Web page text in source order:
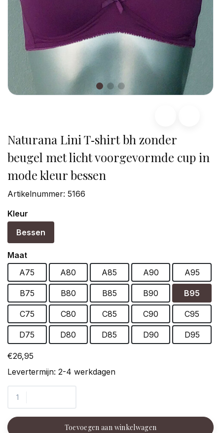
Naturana Lini T‑shirt bh zonder
beugel met licht voorgevormde cup in
mode kleur bessen
Artikelnummer: 5166
Kleur
Bessen
Maat
A75
A80 A85 A90 A95
B75 B80 B85 B90 B95
C75 C80 C85 C90 C95
D75 D80 D85 D90 D95
€26,95
Levertermijn: 2-4 werkdagen
Toevoegen aan winkelwagen